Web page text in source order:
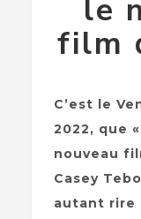
le
film
C’est le
2022, que
nouveau
Casey
autant rire